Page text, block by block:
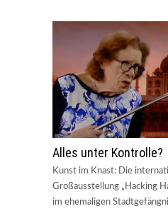
Alles unter Kontrolle?
Kunst im Knast: Die
Großausstellung „Hacking
im ehemaligen